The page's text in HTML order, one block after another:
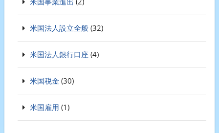
米国法人設立全般 (32)
米国法人銀行口座 (4)
米国税金 (30)
米国雇用 (1)